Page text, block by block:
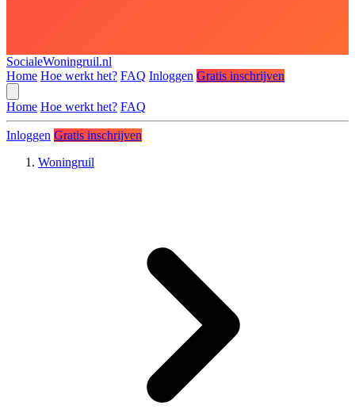
SocialeWoningruil.nl
Home Hoe werkt het? FAQ Inloggen Gratis inschrijven
Home Hoe werkt het? FAQ
Inloggen Gratis inschrijven
Woningruil